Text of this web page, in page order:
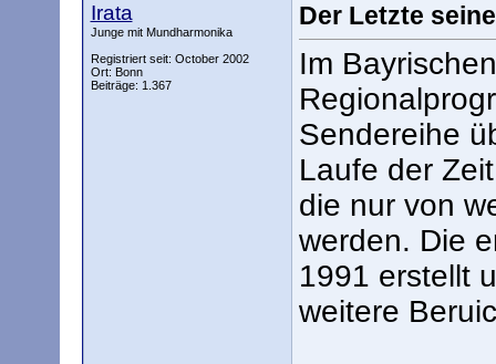
Irata
Junge mit Mundharmonika
Registriert seit: October 2002
Ort: Bonn
Beiträge: 1.367
Der Letzte
Im
Sendereihe
Laufe der
die nur von
werden. Die
1991 erstellt
weitere